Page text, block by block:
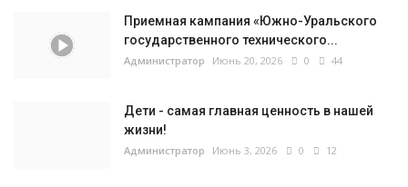
Приемная кампания «Южно-Уральского
государственного технического...
Администратор Июнь 20, 2026 0 44
Дети - самая главная ценность в нашей
жизни!
Администратор Июнь 3, 2026 0 12